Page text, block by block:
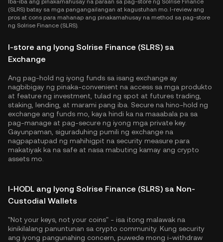
Iba-iba ang pinakamahusay na paraan sa pag-store ng Solrise Finance
(SLRS) batay sa mga pangangailangan at kagustuhan mo. I-review ang
pros at cons para mahanap ang pinakamahusay na method sa pag-store
ng Solrise Finance (SLRS).
I-store ang Iyong Solrise Finance (SLRS) sa
Exchange
Ang pag-hold ng iyong funds sa isang exchange ay
nagbibigay ng pinaka-convenient na access sa mga produkto
at feature ng investment, tulad ng spot at futures trading,
staking, lending, at marami pang iba. Secure na hino-hold ng
exchange ang funds mo, kaya hindi ka na maaabala pa sa
pag-manage at pag-secure ng iyong mga private key.
Gayunpaman, siguraduhing pumili ng exchange na
nagpapatupad ng mahihigpit na security measure para
makatiyak ka na safe at nasa mabuting kamay ang crypto
assets mo.
I-HODL ang Iyong Solrise Finance (SLRS) sa Non-
Custodial Wallets
"Not your keys, not your coins" - isa itong malawak na
kinikilalang panuntunan sa crypto community. Kung security
ang iyong pangunahing concern, puwede mong i-withdraw